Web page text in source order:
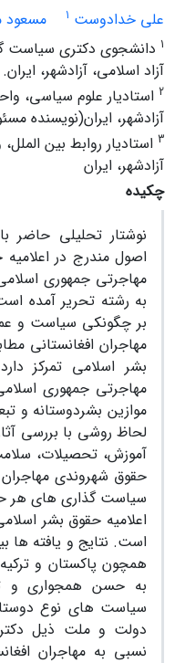
علی خدادوست 1 مسعود
1 دانشجوی دکتری سیاست
آزاد اسلامی، آزادشهر، ایران.
2 استادیار علوم سیاسی،
آزادشهر، ایران(نویسنده
3 استادیار روابط بین
آزادشهر، ایران
چکیده
نوشتار تحلیلی حاضر
اصول مندرج در
مهاجرتی جمهوری
به رشته تحریر آمده
بر چگونکی سیاست و
مهاجران افغانستانی
بشر اسلامی تمرکز
مهاجرتی جمهوری
موازین بشردوستانه و
لحاظ روشی با بررسی
آموزش، تحصیلات،
حقوق شهروندی مهاجران
سیاست گذاری های هر
اعلامیه حقوق بشر
است. نتایج و یافته ها
همچون پاکستان و
به حسن همجواری و
سیاست های نوع
دولت و ملت ذیل
نسبی به مهاجران